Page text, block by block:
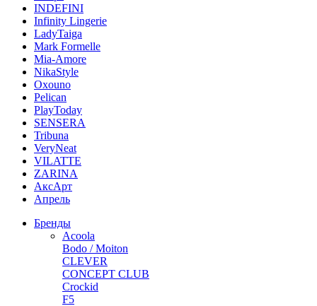
INDEFINI
Infinity Lingerie
LadyTaiga
Mark Formelle
Mia-Amore
NikaStyle
Oxouno
Pelican
PlayToday
SENSERA
Tribuna
VeryNeat
VILATTE
ZARINA
АксАрт
Апрель
Бренды
Acoola
Bodo / Moiton
CLEVER
CONCEPT CLUB
Crockid
F5